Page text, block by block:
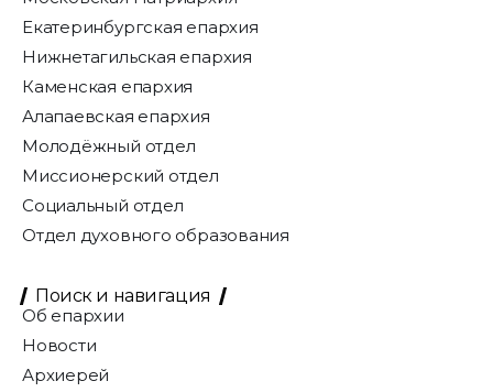
Екатеринбургская епархия
Нижнетагильская епархия
Каменская епархия
Алапаевская епархия
Молодёжный отдел
Миссионерский отдел
Социальный отдел
Отдел духовного образования
Поиск и навигация
Об епархии
Новости
Архиерей